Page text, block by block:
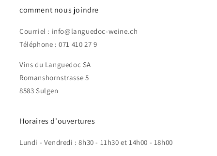
comment nous joindre
Courriel : info@languedoc-weine.ch
Téléphone : 071 410 27 9
Vins du Languedoc SA
Romanshornstrasse 5
8583 Sulgen
Horaires d'ouvertures
Lundi - Vendredi : 8h30 - 11h30 et 14h00 - 18h00